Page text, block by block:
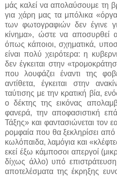
μάς καλεί να απολαύσουμε τη
για χάρη μας τα μπόλικα
των φωτογραφιών δεν έγινε
κίνημα», ώστε να αποσυρθεί
όπως κάποιοι, σχηματικά,
είναι πολύ χειρότερα: η
δεν έγκειται στην
που λουφάζει έναντι της
αντίθετα, έγκειται στην
ταύτισης με την κρατική βία,
ο δέκτης της εικόνας
φανερά, την αποφασιστική
Τάξης» και φαντασιώνεται τον
ρομφαία που θα ξεκληρίσει
κωλόπαιδα, λαμόγια και
εκεί έξω κάμποσοι απεργοί
δίχως άλλο) υπό
αποτελέσματα της έκρηξης